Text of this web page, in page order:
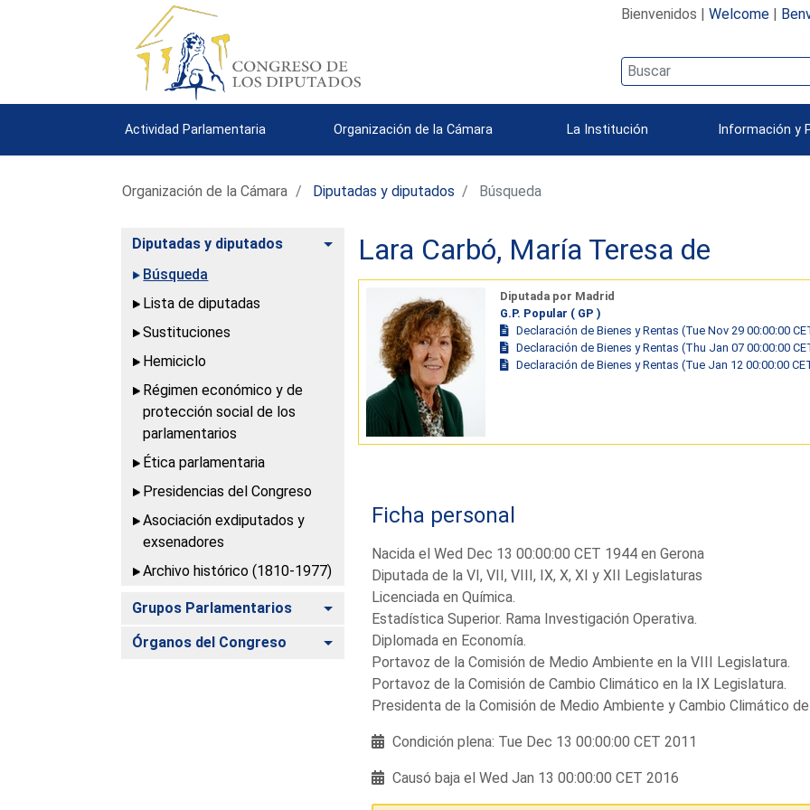
Bienvenidos | Welcome|
Actividad Parlamentaria Organización de la Cámara La Institución Información y
Organización de la Cámara Diputadas y diputados Búsqueda
Diputadas y diputados
Alternar
Búsqueda
Lista de diputadas
Sustituciones
Hemiciclo
Régimen económico y de
protección social de los
parlamentarios
Ética parlamentaria
Presidencias del Congreso
Asociación exdiputados y
exsenadores
Archivo histórico (1810-1977)
Grupos Parlamentarios Alternar
Órganos del Congreso Alternar
Lara Carbó, María Teresa de
Diputada por Madrid
G.P. Popular ( GP )
Declaración de Bienes y Rentas (Tue Nov 29 00:00:00
Declaración de Bienes y Rentas (Thu Jan 07 00:00:00
Declaración de Bienes y Rentas (Tue Jan 12 00:00:00
Ficha personal
Nacida el Wed Dec 13 00:00:00 CET 1944 en Gerona
Diputada de la VI, VII, VIII, IX, X, XI y XII Legislaturas
Licenciada en Química.
Estadística Superior. Rama Investigación Operativa.
Diplomada en Economía.
Portavoz de la Comisión de Medio Ambiente en la VIII Legislatura.
Portavoz de la Comisión de Cambio Climático en la IX Legislatura.
Presidenta de la Comisión de Medio Ambiente y Cambio Climático
Condición plena: Tue Dec 13 00:00:00 CET 2011
Causó baja el Wed Jan 13 00:00:00 CET 2016